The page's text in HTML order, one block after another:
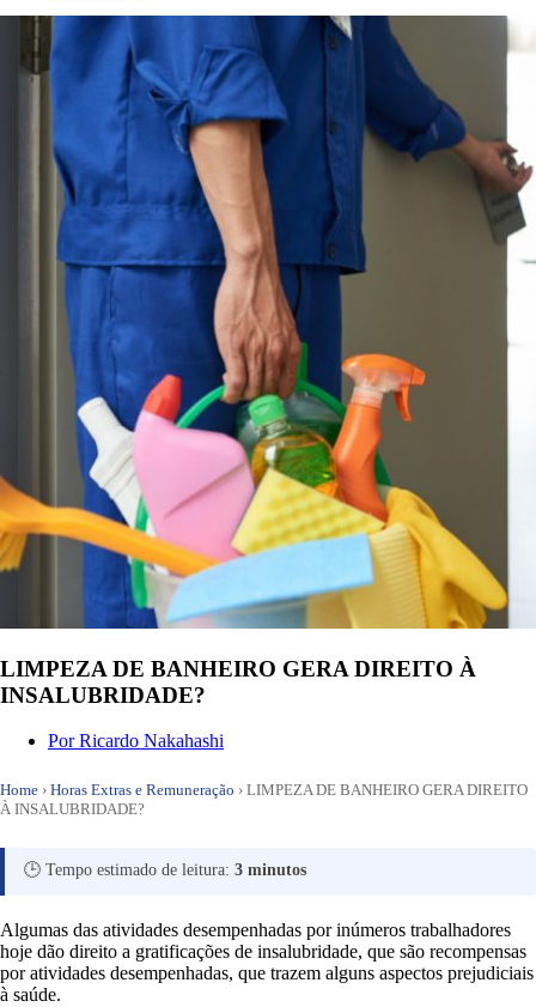
LIMPEZA DE BANHEIRO GERA DIREITO À
INSALUBRIDADE?
PorRicardo Nakahashi
Home › Horas Extras e Remuneração › LIMPEZA DE BANHEIRO GERA DIREITO
À INSALUBRIDADE?
🕒 Tempo estimado de leitura: 3 minutos
Algumas das atividades desempenhadas por inúmeros trabalhadores
hoje dão direito a gratificações de insalubridade, que são recompensas
por atividades desempenhadas, que trazem alguns aspectos prejudiciais
à saúde.